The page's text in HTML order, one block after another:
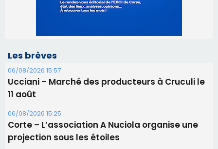
Corte – L’association A Nuciola organise une
projection sous les étoiles
06/08/2026 15:04
Alata - Soirée Tango Argentin au stade de San
Benedetto
05/08/2026 09:53
Biguglia : messe de la Sainte-Marie et
procession le 14 août